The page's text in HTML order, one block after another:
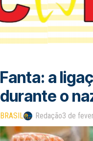
Fanta: a
durante o
BRASIL Redação3 de